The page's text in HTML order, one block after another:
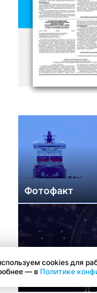
Фотофакт
cookies для
— в Политике